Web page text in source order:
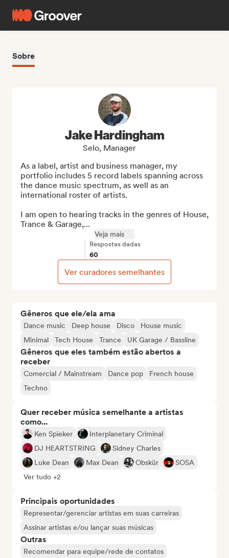
Sobre
Gêneros que ele/ela ama
Dance music Deep house Disco
House music
Minimal
Tech House Trance UK Garage / Bassline
Gêneros que eles também estão abertos a
receber
Comercial / Mainstream Dance pop
French house
Techno
Quer receber música semelhante a artistas
como...
Ken Spieker
Interplanetary Criminal
DJ HEARTSTRING
Sidney Charles
Luke Dean
Max Dean Obskür
SOSA
Ver tudo +2
Principais oportunidades
Representar/gerenciar artistas em suas carreiras
Assinar artistas e/ou lançar suas músicas
Outras
Recomendar para equipe/rede de contatos
Jake Hardingham
Selo, Manager
As a label, artist and business manager, my
portfolio includes 5 record labels spanning across
the dance music spectrum, as well as an
international roster of artists.
I am open to hearing tracks in the genres of House,
Trance & Garage,...
Veja mais
Respostas dadas
60
Ver curadores semelhantes